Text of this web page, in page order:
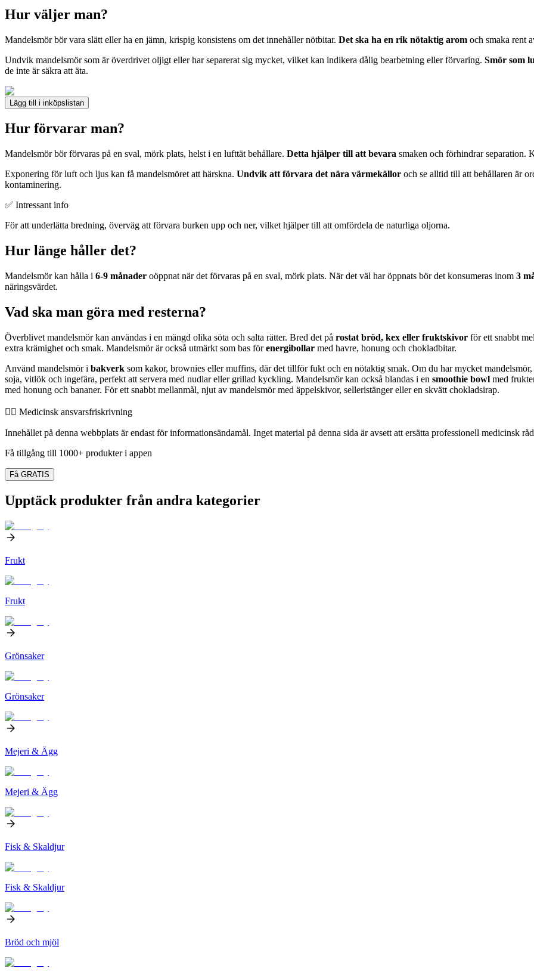
Hur väljer man?
Mandelsmör bör vara slätt eller ha en jämn, krispig konsistens om det innehåller nötbitar. Det ska ha en rik nötaktig arom och smaka rent
Undvik mandelsmör som är överdrivet oljigt eller har separerat sig mycket, vilket kan indikera dålig bearbetning eller förvaring. Smör som
de inte är säkra att äta.
Lägg till i inköpslistan
Hur förvarar man?
Mandelsmör bör förvaras på en sval, mörk plats, helst i en lufttät behållare. Detta hjälper till att bevara smaken och förhindrar separation.
Exponering för luft och ljus kan få mandelsmöret att härskna. Undvik att förvara det nära värmekällor och se alltid till att behållaren är
kontaminering.
✅ Intressant info
För att underlätta bredning, överväg att förvara burken upp och ner, vilket hjälper till att omfördela de naturliga oljorna.
Hur länge håller det?
Mandelsmör kan hålla i 6-9 månader oöppnat när det förvaras på en sval, mörk plats. När det väl har öppnats bör det konsumeras inom 3
näringsvärdet.
Vad ska man göra med resterna?
Överblivet mandelsmör kan användas i en mängd olika söta och salta rätter. Bred det på rostat bröd, kex eller fruktskivor för ett snabbt
extra krämighet och smak. Mandelsmör är också utmärkt som bas förenergibollar med havre, honung och chokladbitar.
Använd mandelsmör i bakverk som kakor, brownies eller muffins, där det tillför fukt och en nötaktig smak. Om du har mycket
soja, vitlök och ingefära, perfekt att servera med nudlar eller grillad kyckling. Mandelsmör kan också blandas i en smoothie bowl med
med honung och bananer. För ett snabbt mellanmål, njut av mandelsmör med äppelskivor, selleristänger eller en skvätt chokladsirap.
👨‍⚕️️ Medicinsk ansvarsfriskrivning
Innehållet på denna webbplats är endast för informationsändamål. Inget material på denna sida är avsett att ersätta professionell medicinsk
Få tillgång till 1000+ produkter i appen
Få GRATIS
Upptäck produkter från andra kategorier
Frukt
Frukt
Grönsaker
Grönsaker
Mejeri & Ägg
Mejeri & Ägg
Fisk & Skaldjur
Fisk & Skaldjur
Bröd och mjöl